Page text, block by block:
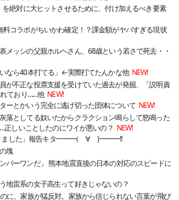
を絶対に大ヒットさせるために、付け加えるべき要素
料コラボがちいかわ確定！？課金額がヤバすぎる現状
メッシの父親ホルヘさん、68歳という若さで死去・・
なら40本打てる」←実際打てたんかな他 NEW!
が不正な投票支援を受けていた過去が発掘、「説明責
ており……他 NEW!
ーとかいう完全に逃げ切った団体について NEW!
落としてる奴いたからクラクション鳴らして怒鳴った
しいことしたのにワイが悪いの？ NEW!
りました」報告キタ━━━(゚∀゚)━━━!!
塊
バーワンだ」 熊本地震直後の日本の対応のスピードに
地雷系の女子高生って好きじゃないの？
に、家族が猛反対。家族から信じられない言葉が飛び